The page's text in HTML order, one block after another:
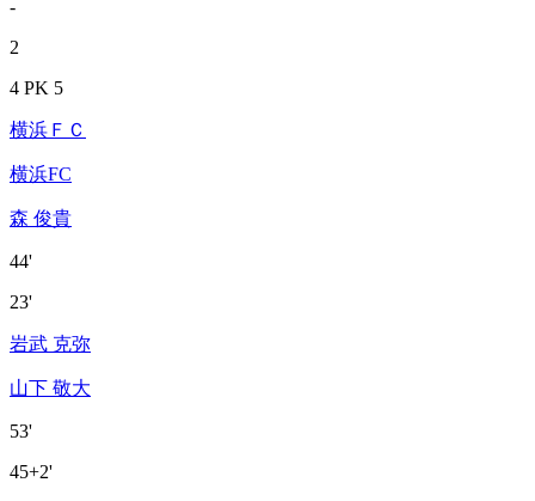
-
2
4 PK 5
横浜ＦＣ
横浜FC
森 俊貴
44'
23'
岩武 克弥
山下 敬大
53'
45+2'